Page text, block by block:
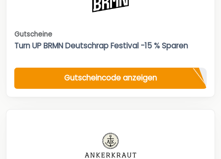
Gutscheine
Turn UP BRMN Deutschrap Festival -15 % Sparen
Gutscheincode anzeigen